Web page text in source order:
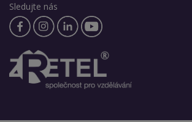
Sledujte nás